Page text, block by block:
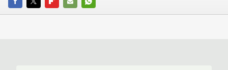
FACEBOOK
TWITTERFLIPBOARD
E-
WHATSAPP